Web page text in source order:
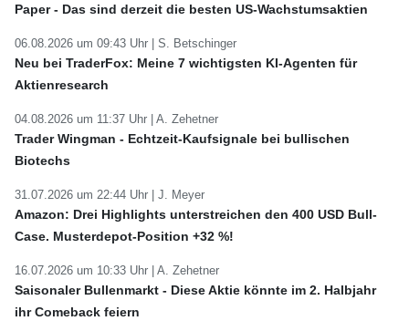
Paper - Das sind derzeit die besten US-Wachstumsaktien
06.08.2026 um 09:43 Uhr | S. Betschinger
Neu bei TraderFox: Meine 7 wichtigsten KI-Agenten für
Aktienresearch
04.08.2026 um 11:37 Uhr | A. Zehetner
Trader Wingman - Echtzeit-Kaufsignale bei bullischen
Biotechs
31.07.2026 um 22:44 Uhr | J. Meyer
Amazon: Drei Highlights unterstreichen den 400 USD Bull-
Case. Musterdepot-Position +32 %!
16.07.2026 um 10:33 Uhr | A. Zehetner
Saisonaler Bullenmarkt - Diese Aktie könnte im 2. Halbjahr
ihr Comeback feiern